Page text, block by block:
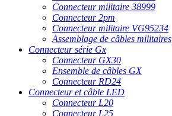
Connecteur militaire 38999
Connecteur 2pm
Connecteur militaire VG95234
Assemblage de câbles militaires
Connecteur série Gx
Connecteur GX30
Ensemble de câbles GX
Connecteur RD24
Connecteur et câble LED
Connecteur L20
Connecteur L25